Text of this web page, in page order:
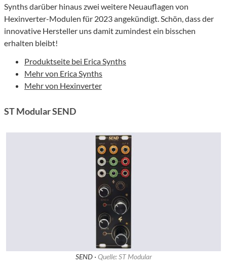
Synths darüber hinaus zwei weitere Neuauflagen von
Hexinverter-Modulen für 2023 angekündigt. Schön, dass der
innovative Hersteller uns damit zumindest ein bisschen
erhalten bleibt!
Produktseite bei Erica Synths
Mehr von Erica Synths
Mehr von Hexinverter
ST Modular SEND
SEND · Quelle: ST Modular